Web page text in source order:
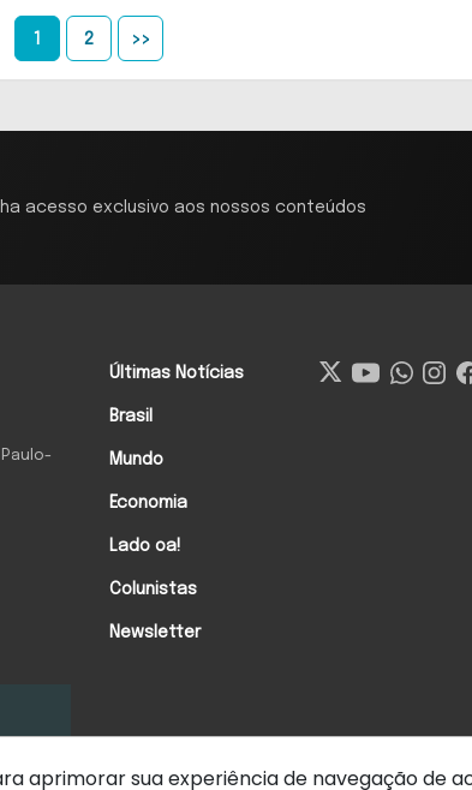
1 2 >>
aprimorar sua experiência de navegação de
acesso exclusivo aos nossos conteúdos
Últimas Notícias
Brasil
Mundo
Economia
Lado oa!
Colunistas
Newsletter